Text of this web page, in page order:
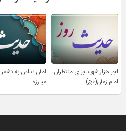
اجر هزار شهید برای منتظران
امام زمان(عج)
امان ندادن به
مبارزه